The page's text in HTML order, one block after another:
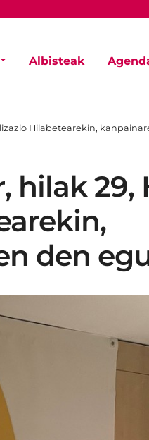
Albisteak
Hilabetearekin,
hilak 29,
den